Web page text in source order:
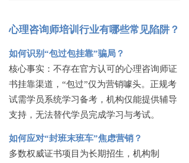
心理咨询师培训行业有哪些常见陷阱？
如何识别“包过包挂靠”骗局？
核心事实：不存在官方认可的心理咨询师证
书挂靠渠道， “包过”仅为营销噱头。正规考
试需学员系统学习备考，机构仅能提供辅导
支持，无法替代学员完成学习与考试。
如何应对“封班末班车”焦虑营销？
多数权威证书项目为长期招生，机构制